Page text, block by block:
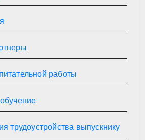
работы
трудоустройства выпускнику